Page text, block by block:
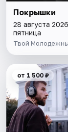
Покрышки
28 августа
пятница
Твой
от 1 500 ₽